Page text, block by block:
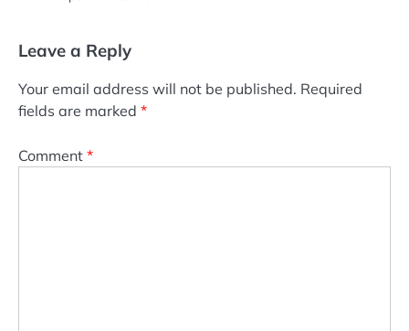
Leave a Reply
Your email address will not be published. Required
fields are marked *
Comment *